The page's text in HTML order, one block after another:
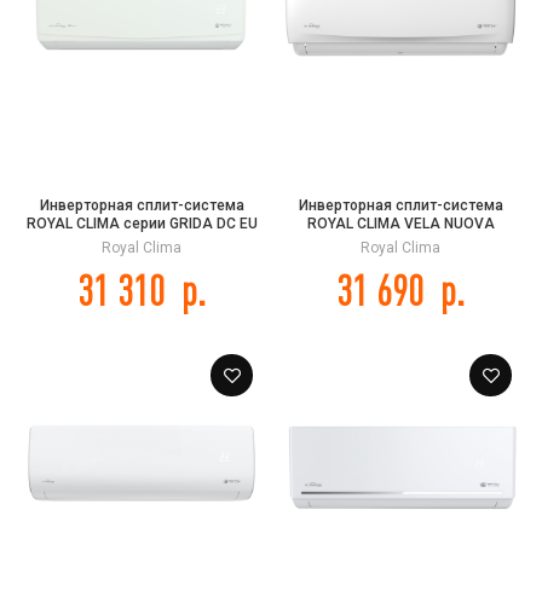
Инверторная сплит-система
ROYAL CLIMA серии GRIDA DC EU
INVERTER RCI-GR22HN
Royal Clima
31 310 р.
Инверторная сплит-система
ROYAL CLIMA VELA NUOVA
INVERTER RCI-VXI22HN
Royal Clima
31 690 р.